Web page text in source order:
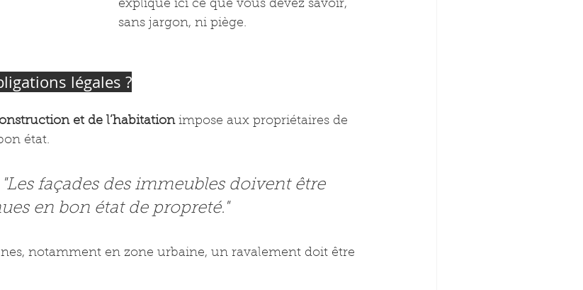
explique ici ce que vous devez savoir,
sans jargon, ni piège.
légales ?
et de l’habitation impose aux propriétaires de
état.
"Les façades des immeubles doivent être
en bon état de propreté."
notamment en zone urbaine, un ravalement doit être